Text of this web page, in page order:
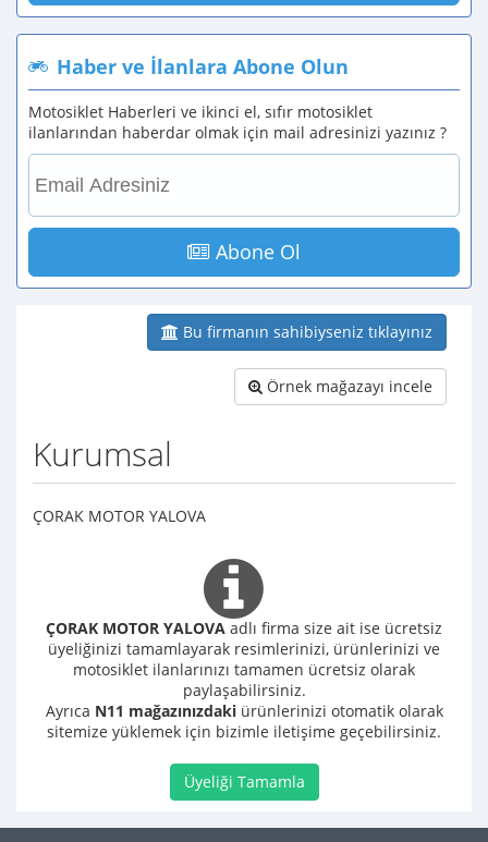
Haber ve İlanlara Abone Olun
Motosiklet Haberleri ve ikinci el, sıfır motosiklet
ilanlarından haberdar olmak için mail adresinizi yazınız ?
Abone Ol
Bu firmanın sahibiyseniz tıklayınız
Örnek mağazayı incele
Kurumsal
ÇORAK MOTOR YALOVA
ÇORAK MOTOR YALOVA adlı firma size ait ise ücretsiz
üyeliğinizi tamamlayarak resimlerinizi, ürünlerinizi ve
motosiklet ilanlarınızı tamamen ücretsiz olarak
paylaşabilirsiniz.
Ayrıca N11 mağazınızdakiürünlerinizi otomatik olarak
sitemize yüklemek için bizimle iletişime geçebilirsiniz.
Üyeliği Tamamla